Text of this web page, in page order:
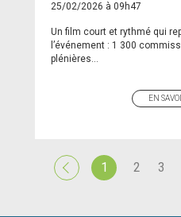
25/02/2026 à 09h47
Un film court et rythmé qui
l’événement : 1 300
plénières...
EN
1 2 3